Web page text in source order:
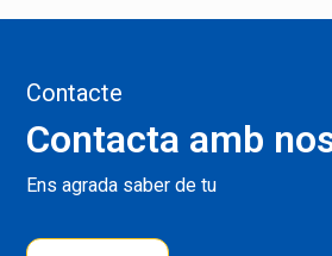
Contacte
Contacta amb
Ens agrada saber de tu